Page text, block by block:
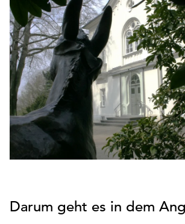
den
Betrieb
der
Seite
notwendig
sind
(funktionale
Cookies),
sowie
solche,
die
lediglich
Statistikzwecken
Darum geht es in dem